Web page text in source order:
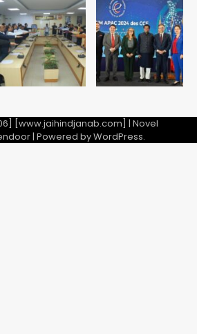
पर ट्रेनी विमान क्रैश, जांच शुरू
Kumar
[www.jaihindjanab.com] | Novel
| Powered byWordPress.